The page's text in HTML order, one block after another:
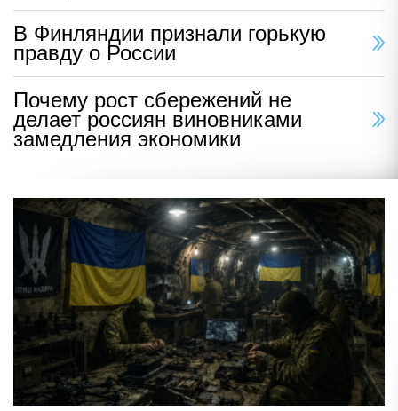
В Финляндии признали горькую
правду о России
Почему рост сбережений не
делает россиян виновниками
замедления экономики